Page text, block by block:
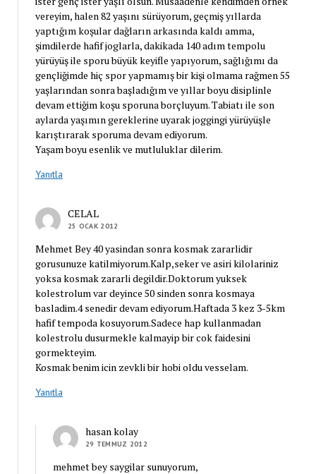
vereyim, halen 82 yaşını sürüyorum, geçmiş yıllarda
yaptığım koşular dağların arkasında kaldı amma,
şimdilerde hafif joglarla, dakikada 140 adım tempolu
yürüyüş ile sporu büyük keyifle yapıyorum, sağlığımı da
gençliğimde hiç spor yapmamış bir kişi olmama rağmen 55
yaşlarından sonra başladığım ve yıllar boyu disiplinle
devam ettiğim koşu sporuna borçluyum. Tabiatı ile son
aylarda yaşımın gereklerine uyarak joggingi yürüyüşle
karıştırarak sporuma devam ediyorum.
Yaşam boyu esenlik ve mutluluklar dilerim.
Yanıtla
CELAL
25 OCAK 2012
Mehmet Bey 40 yasindan sonra kosmak zararlidir
gorusunuze katilmiyorum.Kalp,seker ve asiri kilolariniz
yoksa kosmak zararli degildir.Doktorum yuksek
kolestrolum var deyince 50 sinden sonra kosmaya
basladim.4 senedir devam ediyorum.Haftada 3 kez 3-5km
hafif tempoda kosuyorum.Sadece hap kullanmadan
kolestrolu dusurmekle kalmayip bir cok faidesini
gormekteyim.
Kosmak benim icin zevkli bir hobi oldu vesselam.
Yanıtla
hasan kolay
29 TEMMUZ 2012
mehmet bey saygilar sunuyorum,